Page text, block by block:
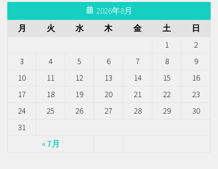
2026年8月
月
火 水 木 金 土 日
« 7月
1
2
3
4 5 6 7 8
9
10
11 12 13 14 15
16
17
18 19 20 21 22
23
24
25 26 27 28 29
30
31